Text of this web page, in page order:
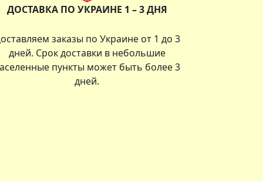
ДОСТАВКА ПО УКРАИНЕ 1 – 3 ДНЯ
заказы по Украине от 1 до 3
дней. Срок доставки в небольшие
пункты может быть более 3
дней.